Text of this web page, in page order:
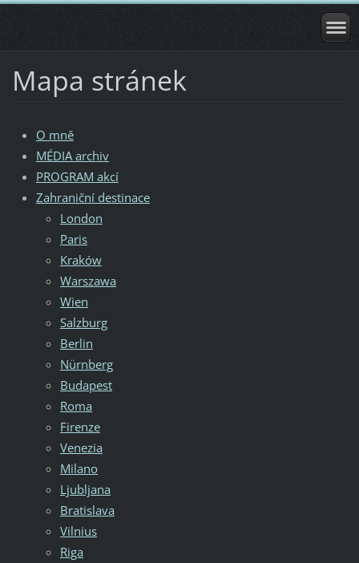
Mapa stránek
O mně
MÉDIA archiv
PROGRAM akcí
Zahraniční destinace
London
Paris
Kraków
Warszawa
Wien
Salzburg
Berlin
Nürnberg
Budapest
Roma
Firenze
Venezia
Milano
Ljubljana
Bratislava
Vilnius
Riga